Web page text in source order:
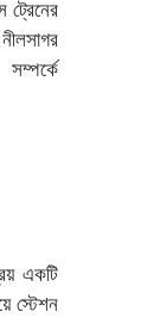
ট্রেনের
একটি
স্টেশন